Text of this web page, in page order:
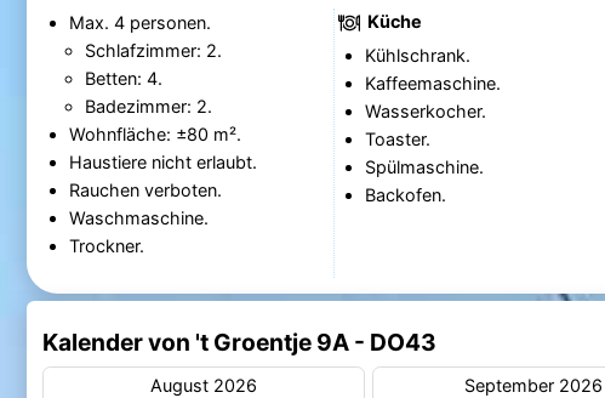
Max. 4 personen.
Schlafzimmer: 2.
Betten: 4.
Badezimmer: 2.
Wohnfläche: ±80 m².
Haustiere nicht erlaubt.
Rauchen verboten.
Waschmaschine.
Trockner.
Küche
Kühlschrank.
Kaffeemaschine.
Wasserkocher.
Toaster.
Spülmaschine.
Backofen.
Kalender von 't Groentje 9A - DO43
August 2026 September 2026